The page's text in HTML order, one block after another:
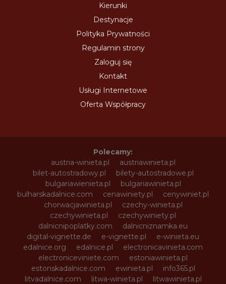
Kierunki
Destynacje
Polityka Prywatności
Regulamin strony
Zaloguj się
Kontakt
Usługi Internetowe
Oferta Współpracy
Polecamy:
austria-winieta.pl
austriawinieta.pl
bilet-autostradowy.pl
bilety-autostradowe.pl
bulgariawienieta.pl
bulgariawinieta.pl
bulharskadalnice.com
cenawiniety.pl
cenywiniet.pl
chorwacjawinieta.pl
czechy-winieta.pl
czechywinieta.pl
czechywiniety.pl
dalnicnipoplatky.com
dalnicniznamka.eu
digital-vignette.de
e-vignette.pl
e-winieta.eu
edalnice.org
edalnice.pl
electronicavinieta.com
electroniceviniete.com
estoniawinieta.pl
estonskadalnice.com
ewinieta.pl
info365.pl
litvadalnice.com
litwa-winieta.pl
litwawinieta.pl